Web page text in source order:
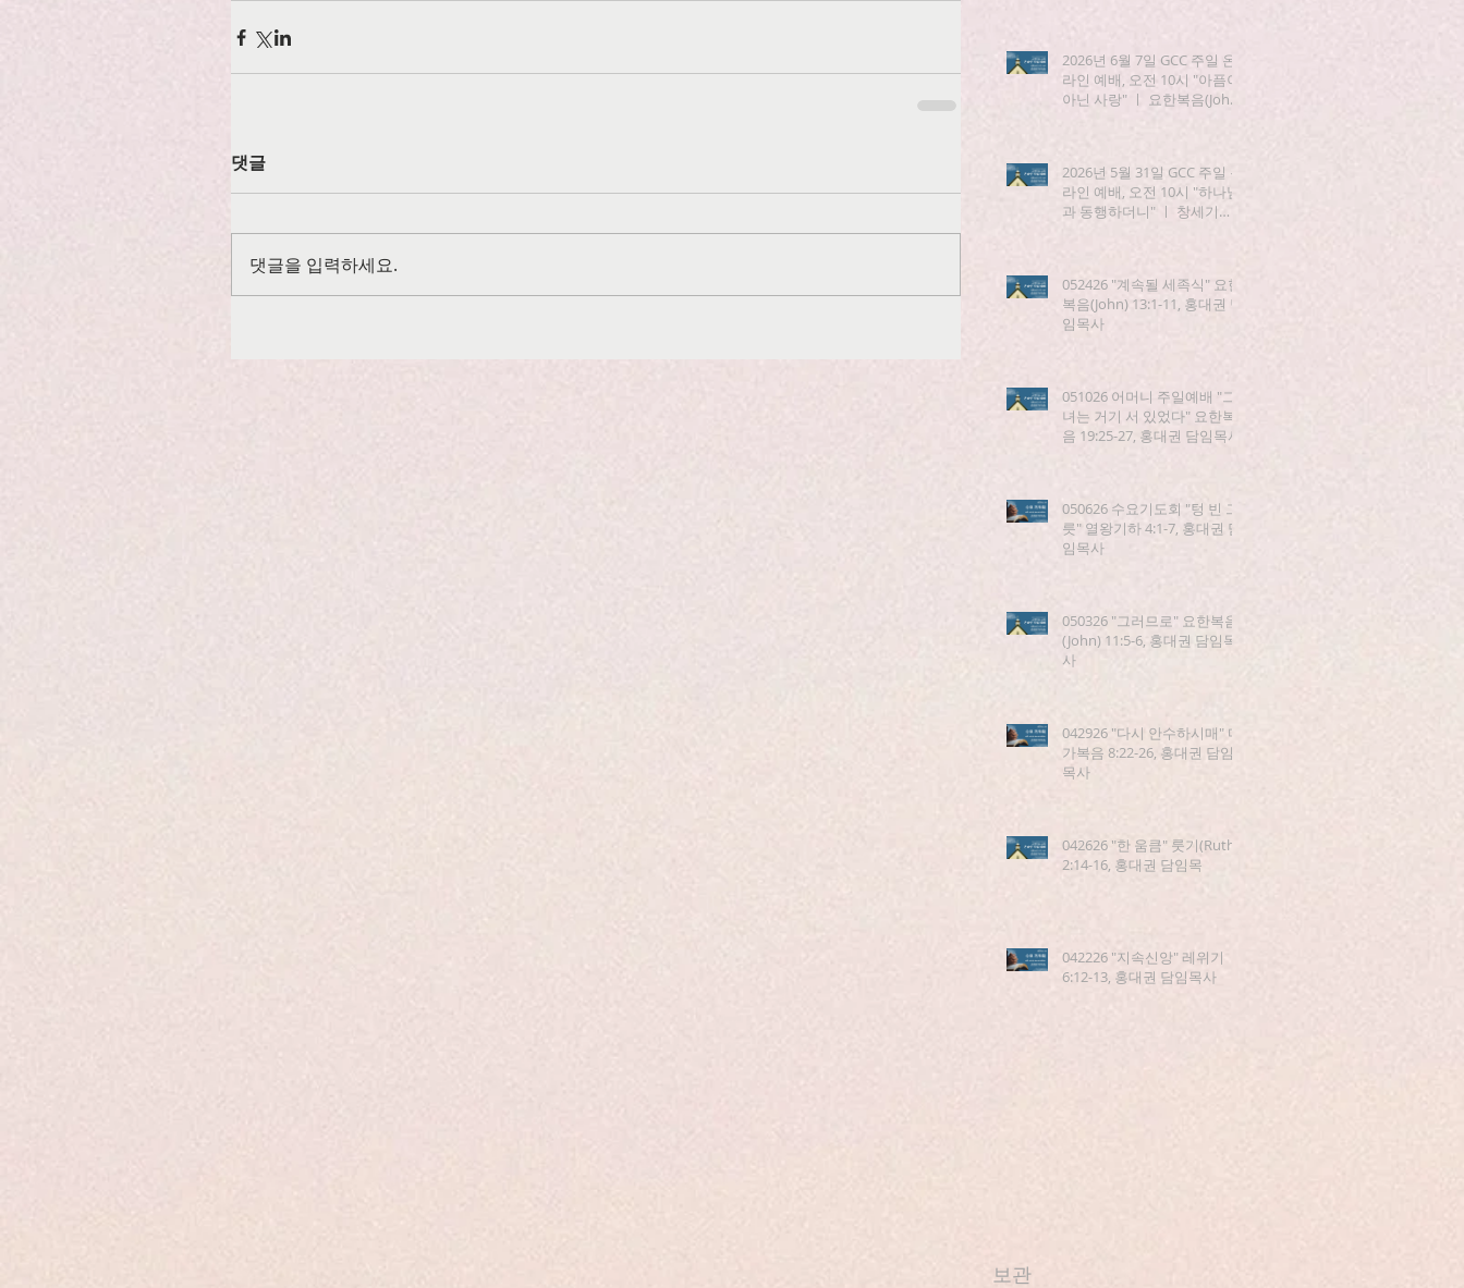
댓글
댓글을 입력하세요.
2026년 6월 7일 GCC 주일 온
라인 예배, 오전 10시 "아픔이
아닌 사랑" ㅣ 요한복음(John)
2026년 5월 31일 GCC 주일 온
라인 예배, 오전 10시 "하나님
과 동행하더니" ㅣ 창세기
052426 "계속될 세족식" 요한
복음(John) 13:1-11, 홍대권 담
임목사
051026 어머니 주일예배 "그
녀는 거기 서 있었다" 요한복
음 19:25-27, 홍대권 담임목사
050626 수요기도회 "텅 빈 그
릇" 열왕기하 4:1-7, 홍대권 담
임목사
050326 "그러므로" 요한복음
(John) 11:5-6, 홍대권 담임목
사
042926 "다시 안수하시매" 마
가복음 8:22-26, 홍대권 담임
목사
042626 "한 움큼" 룻기(Ruth)
2:14-16, 홍대권 담임목
042226 "지속신앙" 레위기
6:12-13, 홍대권 담임목사
보관